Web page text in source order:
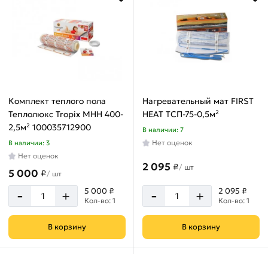
Китай
Россия
Применение
ламинат,
паркет,
линолеум,
под
Комплект теплого пола
Теплолюкс Tropix МНН 400-
2,5м² 100035712900
В наличии: 3
Нет оценок
5 000 ₽/ шт
- + 5 000 ₽
Кол-во: 1
В корзину
Нагревательный мат FIRST
HEAT ТСП-75-0,5м²
В наличии: 7
Нет оценок
2 095 ₽/ шт
- + 2 095 ₽
Кол-во: 1
В корзину